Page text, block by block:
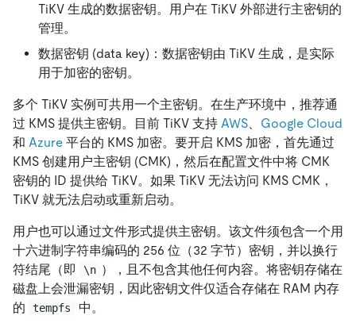
TiKV 生成的数据密钥。用户在 TiKV 外部进行主密钥的
管理。
数据密钥 (data key)：数据密钥由 TiKV 生成，是实际
用于加密的密钥。
多个 TiKV 实例可共用一个主密钥。在生产环境中，推荐通
过 KMS 提供主密钥。目前 TiKV 支持 AWS
Google Cloud
和 Azure 平台的 KMS 加密。要开启 KMS 加密，首先通过
KMS 创建用户主密钥 (CMK)，然后在配置文件中将 CMK
密钥的 ID 提供给 TiKV。如果 TiKV 无法访问 KMS CMK，
TiKV 就无法启动或重新启动。
用户也可以通过文件形式提供主密钥。该文件须包含一个用
十六进制字符串编码的 256 位（32 字节）密钥，并以换行
符结尾（即
\n ），且不包含其他任何内容。将密钥存储在
磁盘上会泄漏密钥，因此密钥文件仅适合存储在 RAM 内存
的
tempfs 中。